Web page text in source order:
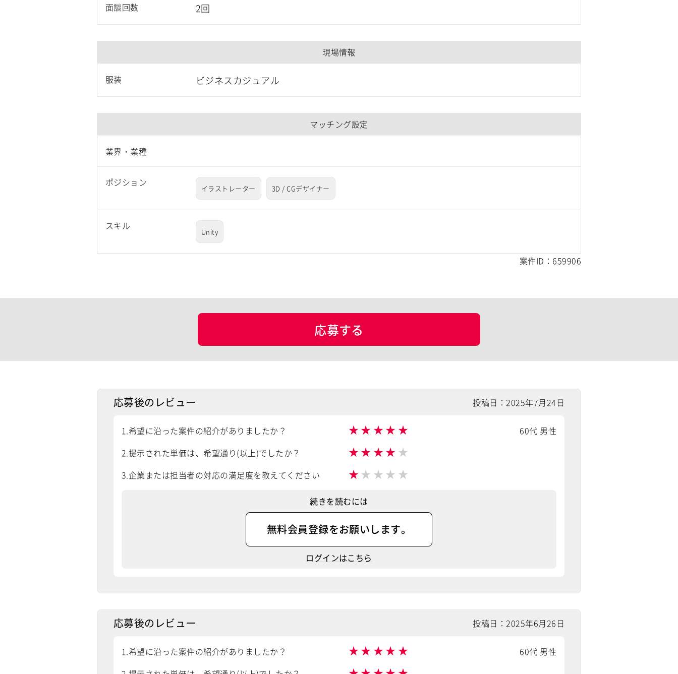
面談回数 2回
現場情報
服装 ビジネスカジュアル
マッチング設定
業界・業種
ポジション
イラストレーター 3D / CGデザイナー
スキル
Unity
案件ID：659906
応募する
応募後のレビュー 投稿日：2025年7月24日
60代 男性
1.希望に沿った案件の紹介がありましたか？ ★ ★ ★ ★ ★
2.提示された単価は、希望通り(以上)でしたか？ ★ ★ ★ ★ ★
3.企業または担当者の対応の満足度を教えてください ★ ★ ★ ★ ★
続きを読むには
無料会員登録をお願いします。
ログインはこちら
応募後のレビュー 投稿日：2025年6月26日
60代 男性
1.希望に沿った案件の紹介がありましたか？ ★ ★ ★ ★ ★